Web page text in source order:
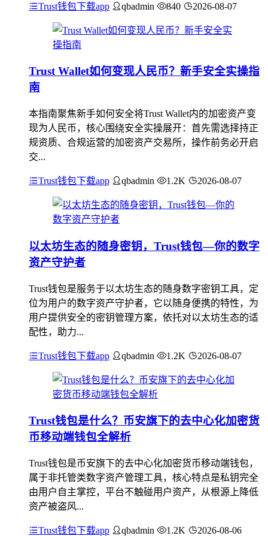
Trust钱包下载app qbadmin 840 2026-08-07
Trust Wallet如何变现人民币？新手安全实操指
南
本指南聚焦新手如何安全将Trust Wallet内的加密资产变
现为人民币，核心围绕安全实操展开：首先需选择持正
规资质、合规运营的加密资产交易所，操作前务必开启
交...
Trust钱包下载app qbadmin 1.2K 2026-08-07
以太坊生态的随身密钥，Trust钱包—你的数字
资产守护者
Trust钱包是服务于以太坊生态的随身数字密钥工具，定
位为用户的数字资产守护者，它以随身便携的特性，为
用户提供安全的密钥管理方案，依托对以太坊生态的适
配性，助力...
Trust钱包下载app qbadmin 1.2K 2026-08-07
Trust钱包是什么？币安旗下的去中心化加密货
币移动端钱包全解析
Trust钱包是币安旗下的去中心化加密货币移动端钱包，
属于非托管类数字资产管理工具，核心特点是私钥完全
由用户自主掌控，平台不触碰用户资产，从根源上降低
资产被盗风...
Trust钱包下载app qbadmin 1.2K 2026-08-06